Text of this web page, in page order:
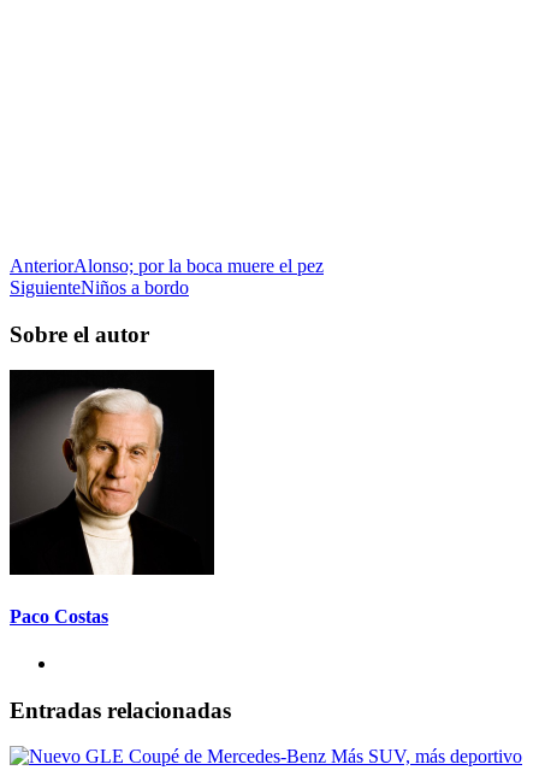
AnteriorAlonso; por la boca muere el pez
SiguienteNiños a bordo
Sobre el autor
Paco Costas
Entradas relacionadas